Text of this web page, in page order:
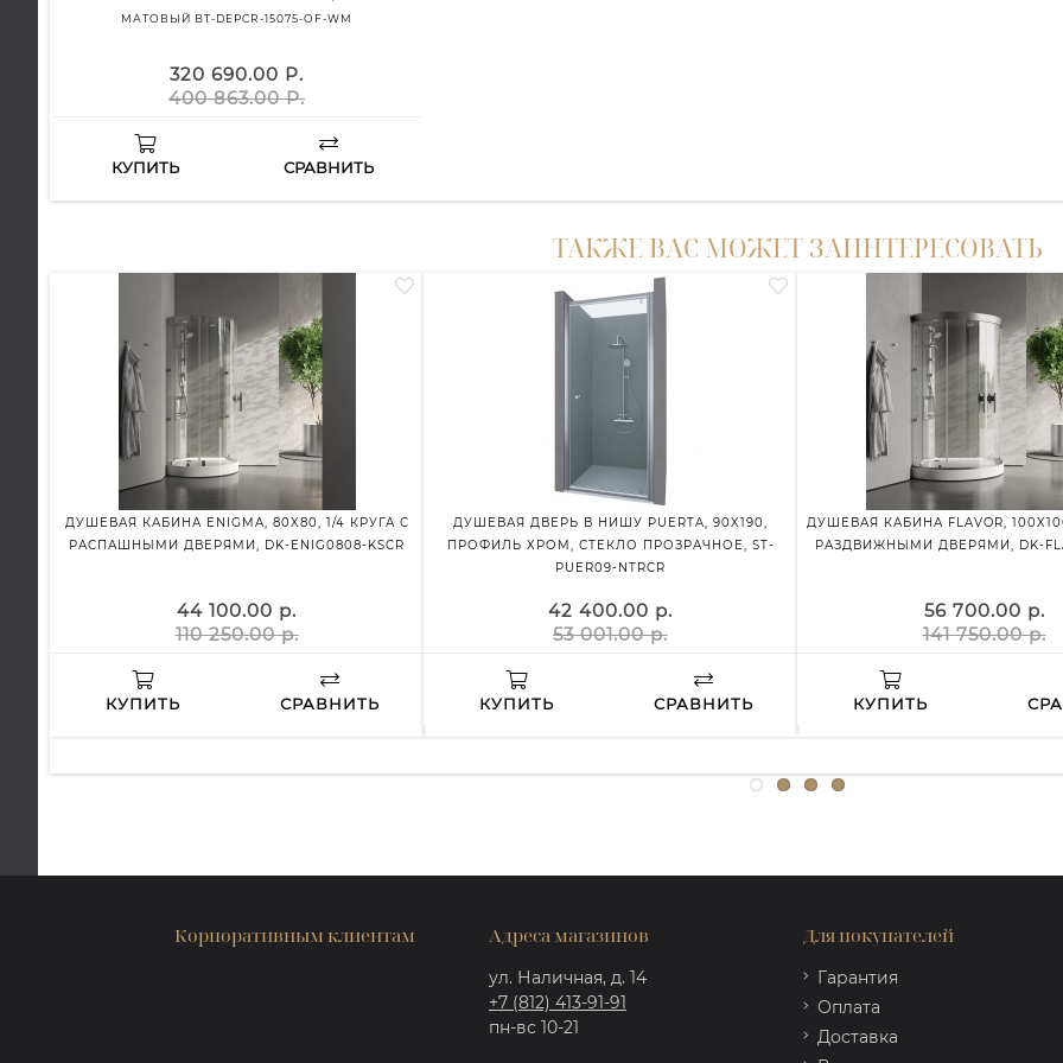
МАТОВЫЙ BT-DEPCR-15075-OF-WM
320 690.00 Р.
400 863.00 Р.
КУПИТЬ СРАВНИТЬ
ТАКЖЕ ВАС МОЖЕТ ЗАИНТЕРЕСОВАТЬ
ДУШЕВАЯ КАБИНА ENIGMA, 80X80, 1/4 КРУГА С
РАСПАШНЫМИ ДВЕРЯМИ, DK-ENIG0808-KSCR
44 100.00 р.
110 250.00 р.
КУПИТЬ СРАВНИТЬ
ДУШЕВАЯ ДВЕРЬ В НИШУ PUERTA, 90X190,
ПРОФИЛЬ ХРОМ, СТЕКЛО ПРОЗРАЧНОЕ, ST-
PUER09-NTRCR
42 400.00 р.
53 001.00 р.
КУПИТЬ СРАВНИТЬ
ДУШЕВАЯ КАБИНА FLAVOR,
РАЗДВИЖНЫМИ ДВЕРЯМИ, DK-
56 700.00 р.
141 750.00 р.
КУПИТЬ
Корпоративным клиентам Адреса магазинов
ул. Наличная, д. 14
+7 (812) 413-91-91
пн-вс 10-21
Для покупателей
Гарантия
Оплата
Доставка